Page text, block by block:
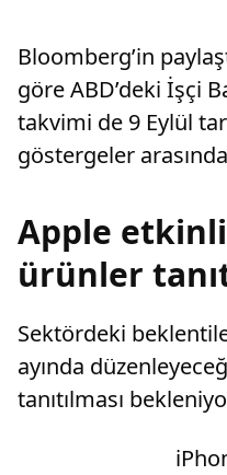
Bloomberg’in
göre ABD’deki İşçi
takvimi de 9 Eylül
göstergeler
Apple
ürünler
Sektördeki
ayında
tanıtılması